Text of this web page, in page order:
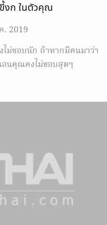
งก ในตัวคุณ
. 2019
ไม่ชอบนัก ถ้าหากมีคนมาว่า
อนคุณคงไม่ชอบสุดๆ